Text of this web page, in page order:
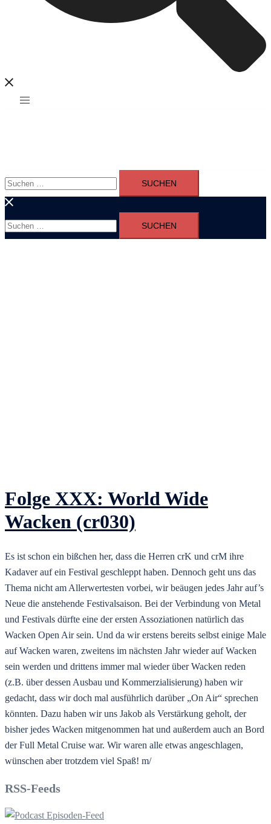
Suchen
nach:
Suchen
nach:
Folge XXX: World Wide
Wacken (cr030)
Es ist schon ein bißchen her, dass die Herren crK und crM ihre
Kadaver auf ein Festival geschleppt haben. Dennoch geht uns das
Thema nicht am Allerwertesten vorbei, wir beäugen jedes Jahr auf’s
Neue die anstehende Festivalsaison. Bei der Verbindung von Metal
und Festivals dürfte eine der ersten Assoziationen natürlich das
Wacken Open Air sein. Und da wir erstens bereits selbst einige Male
auf Wacken waren, zweitens im nächsten Jahr wieder auf Wacken
sein werden und drittens immer mal wieder über Wacken reden
(z.B. über dessen Ausbau und Kommerzialisierung) haben wir
gedacht, dass wir doch mal ausführlich darüber „On Air“ sprechen
könnten. Dazu haben wir uns Jakob als Verstärkung geholt, der
bisher jedes Wacken mitgenommen hat und außerdem auch an Bord
der Full Metal Cruise war. Wir waren alle etwas angeschlagen,
wünschen aber trotzdem viel Spaß! m/
RSS-Feeds
Episoden-Feed